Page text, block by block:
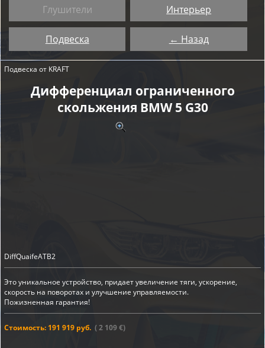
Глушители Интерьер
Подвеска ← Назад
Подвеска от KRAFT
Дифференциал ограниченного
скольжения BMW 5 G30
DiffQuaifeATB2
Это уникальное устройство, придает увеличение тяги, ускорение,
скорость на поворотах и улучшение управляемости.
Пожизненная гарантия!
Стоимость: 191 919 руб. ( 2 109 €)